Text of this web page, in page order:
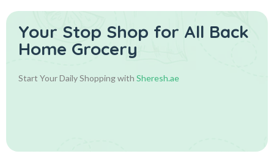
Your Stop Shop for All Back
Home Grocery
Start Your Daily Shopping with Sheresh.ae